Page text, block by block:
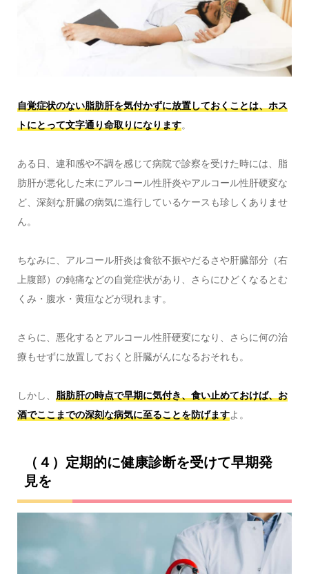
自覚症状のない脂肪肝を気付かずに放置しておくことは、ホス
トにとって文字通り命取りになります。
ある日、違和感や不調を感じて病院で診察を受けた時には、脂
肪肝が悪化した末にアルコール性肝炎やアルコール性肝硬変な
ど、深刻な肝臓の病気に進行しているケースも珍しくありませ
ん。
ちなみに、アルコール肝炎は食欲不振やだるさや肝臓部分（右
上腹部）の鈍痛などの自覚症状があり、さらにひどくなるとむ
くみ・腹水・黄疸などが現れます。
さらに、悪化するとアルコール性肝硬変になり、さらに何の治
療もせずに放置しておくと肝臓がんになるおそれも。
しかし、 脂肪肝の時点で早期に気付き、食い止めておけば、お
酒でここまでの深刻な病気に至ることを防げますよ。
（４）定期的に健康診断を受けて早期発
見を